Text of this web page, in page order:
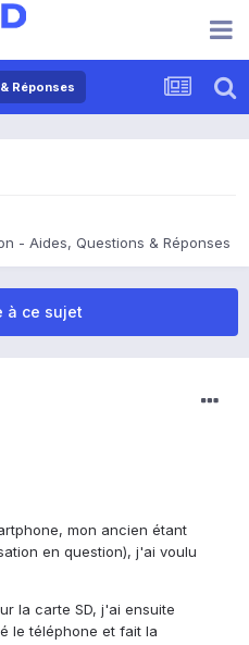
Réponses
- Aides, Questions & Réponses
à ce sujet
mon ancien étant
en question), j'ai voulu
la carte SD, j'ai ensuite
le téléphone et fait la